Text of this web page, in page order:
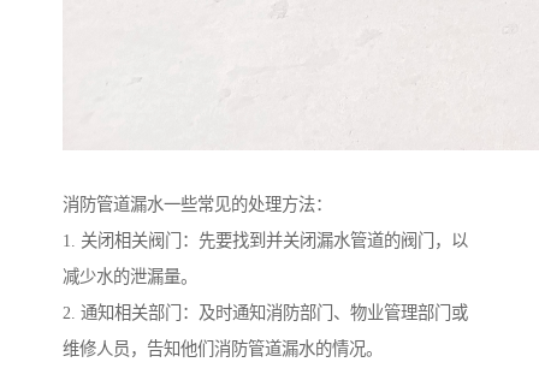
消防管道漏水一些常见的处理方法：
1. 关闭相关阀门：先要找到并关闭漏水管道的阀门，以
减少水的泄漏量。
2. 通知相关部门：及时通知消防部门、物业管理部门或
维修人员，告知他们消防管道漏水的情况。